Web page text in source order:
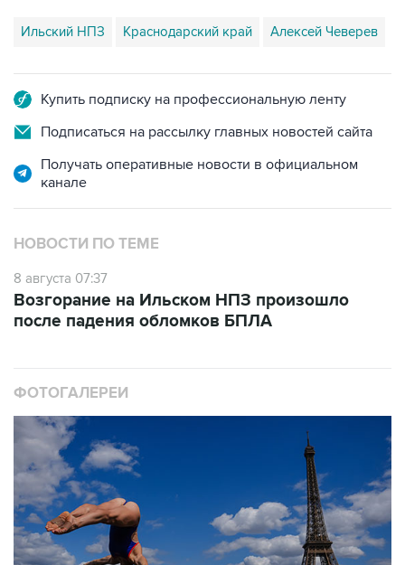
Ильский НПЗ Краснодарский край Алексей Чеверев
Купить подписку на профессиональную ленту
Подписаться на рассылку главных новостей сайта
Получать оперативные новости в официальном
канале
НОВОСТИ ПО ТЕМЕ
8 августа 07:37
Возгорание на Ильском НПЗ произошло
после падения обломков БПЛА
ФОТОГАЛЕРЕИ